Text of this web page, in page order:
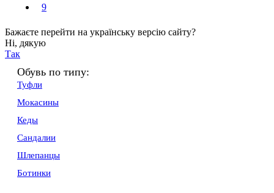
9
Бажаєте перейти на українську версію сайту?
Ні, дякую
Так
Обувь по типу:
Туфли
Мокасины
Кеды
Сандалии
Шлепанцы
Ботинки